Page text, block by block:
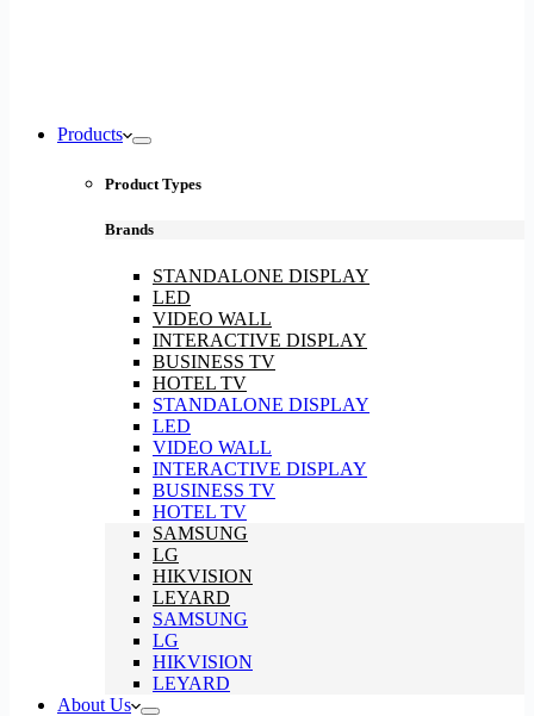
Products
Product Types
Brands
STANDALONE DISPLAY
LED
VIDEO WALL
INTERACTIVE DISPLAY
BUSINESS TV
HOTEL TV
STANDALONE DISPLAY
LED
VIDEO WALL
INTERACTIVE DISPLAY
BUSINESS TV
HOTEL TV
SAMSUNG
LG
HIKVISION
LEYARD
SAMSUNG
LG
HIKVISION
LEYARD
About Us